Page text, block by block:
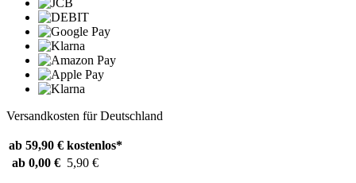
Versandkosten für Deutschland
ab 59,90 € kostenlos*
ab 0,00 € 5,90 €